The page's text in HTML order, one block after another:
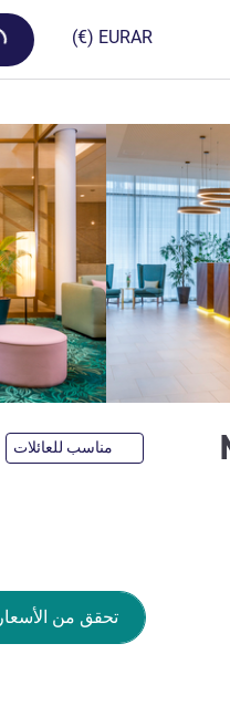
AR
EUR
(€)
مناسب للعائلات
تحقق من الأسعار